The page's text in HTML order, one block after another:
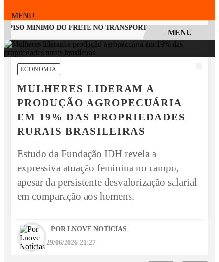
MENU
PISO MÍNIMO DO FRETE NO TRANSPORTE DE CARGAS E
EM ALTA
MENU
ECONOMIA
MULHERES LIDERAM A
PRODUÇÃO AGROPECUÁRIA
EM 19% DAS PROPRIEDADES
RURAIS BRASILEIRAS
Estudo da Fundação IDH revela a
expressiva atuação feminina no campo,
apesar da persistente desvalorização salarial
em comparação aos homens.
POR LNOVE NOTÍCIAS
29/06/2026 21:27